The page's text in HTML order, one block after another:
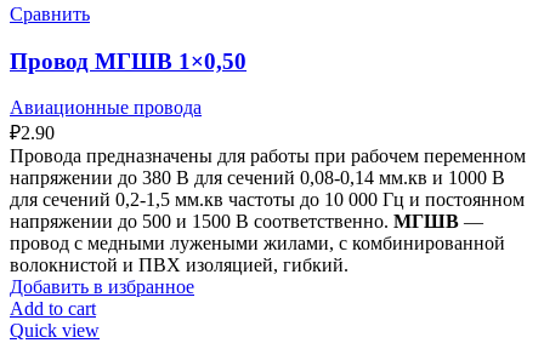
Сравнить
Провод МГШВ 1×0,50
Авиационные провода
₽2.90
Провода предназначены для работы при рабочем переменном
напряжении до 380 В для сечений 0,08-0,14 мм.кв и 1000 В
для сечений 0,2-1,5 мм.кв частоты до 10 000 Гц и постоянном
напряжении до 500 и 1500 В соответственно. МГШВ —
провод с медными лужеными жилами, с комбинированной
волокнистой и ПВХ изоляцией, гибкий.
Добавить в избранное
Add to cart
Quick view